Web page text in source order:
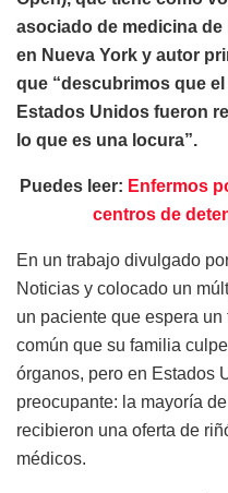
asociado de medicina
en Nueva York y autor
que “descubrimos que
Estados Unidos fueron
lo que es una locura”.
Puedes leer: Enfermos
centros de
En un trabajo divulgado
Noticias y colocado un
un paciente que espera
común que su familia
órganos, pero en Estados
preocupante: la mayoría
recibieron una oferta de
médicos.